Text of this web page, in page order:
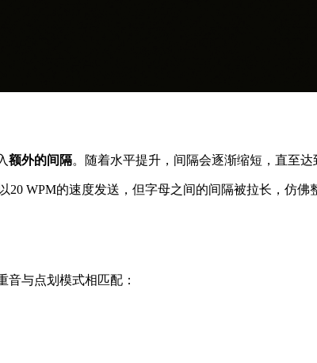
额外的间隔。随着水平提升，间隔会逐渐缩短，直至达
20 WPM的速度发送，但字母之间的间隔被拉长，仿
音与点划模式相匹配：